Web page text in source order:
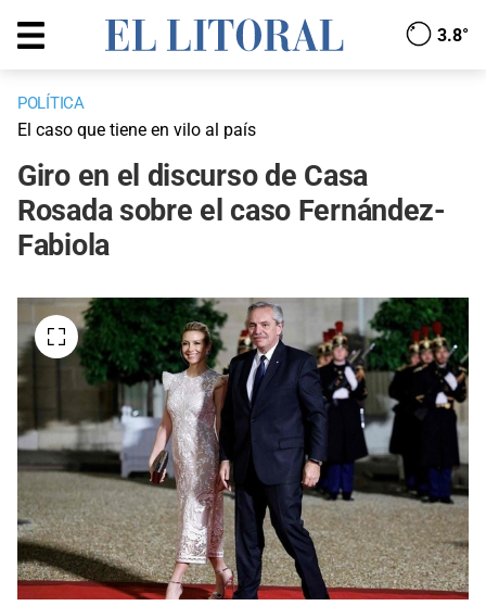
3.8°
POLÍTICA
El caso que tiene en vilo al país
Giro en el discurso de Casa
Rosada sobre el caso Fernández-
Fabiola